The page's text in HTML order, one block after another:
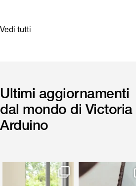
Vedi tutti
Ultimi aggiornamenti
dal mondo di Victoria
Arduino
993 11 2